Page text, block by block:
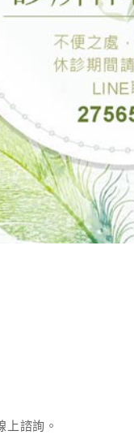
諮詢。